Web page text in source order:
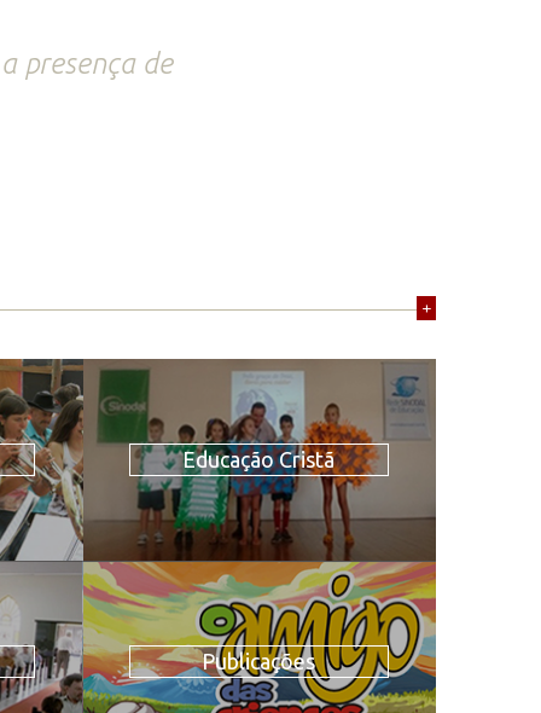
presença de
+
Educação Cristã
Publicações